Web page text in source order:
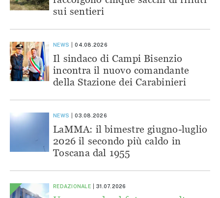
sui sentieri
NEWS 04.08.2026
Il sindaco di Campi Bisenzio
incontra il nuovo comandante
della Stazione dei Carabinieri
NEWS 03.08.2026
LaMMA: il bimestre giugno-luglio
2026 il secondo più caldo in
Toscana dal 1955
REDAZIONALE 31.07.2026